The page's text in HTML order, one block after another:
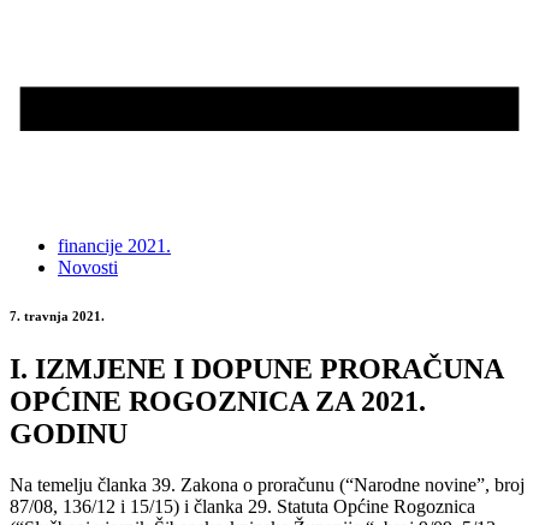
financije 2021.
Novosti
7. travnja 2021.
I. IZMJENE I DOPUNE PRORAČUNA
OPĆINE ROGOZNICA ZA 2021.
GODINU
Na temelju članka 39. Zakona o proračunu (“Narodne novine”, broj
87/08, 136/12 i 15/15) i članka 29. Statuta Općine Rogoznica